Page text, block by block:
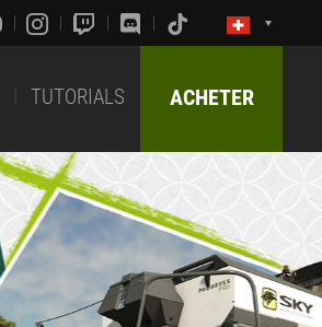
TUTORIALS ACHETER